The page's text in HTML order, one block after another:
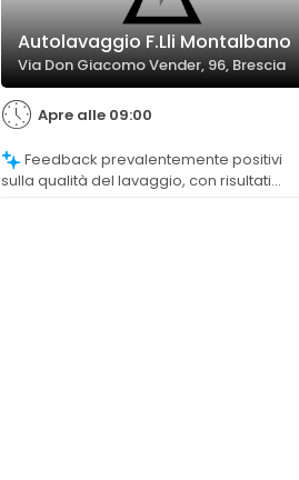
Autolavaggio F.Lli Montalbano
Via Don Giacomo Vender, 96, Brescia
Apre alle 09:00
sulla qualità del lavaggio, con risultati